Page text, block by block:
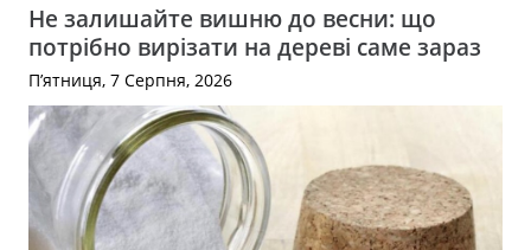
Не залишайте вишню до весни: що
потрібно вирізати на дереві саме зараз
П’ятниця, 7 Серпня, 2026